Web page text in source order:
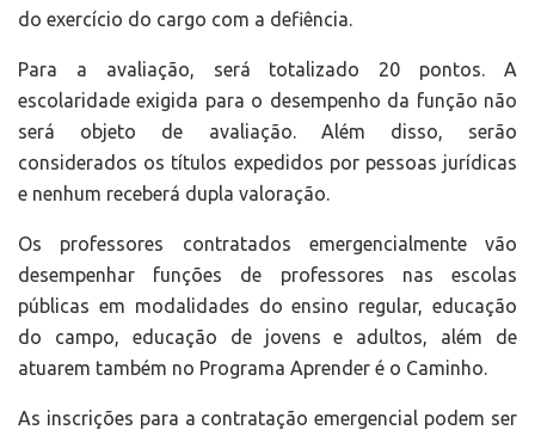
do exercício do cargo com a defiência.
Para a avaliação, será totalizado 20 pontos. A
escolaridade exigida para o desempenho da função não
será objeto de avaliação. Além disso, serão
considerados os títulos expedidos por pessoas jurídicas
e nenhum receberá dupla valoração.
Os professores contratados emergencialmente vão
desempenhar funções de professores nas escolas
públicas em modalidades do ensino regular, educação
do campo, educação de jovens e adultos, além de
atuarem também no Programa Aprender é o Caminho.
As inscrições para a contratação emergencial podem ser